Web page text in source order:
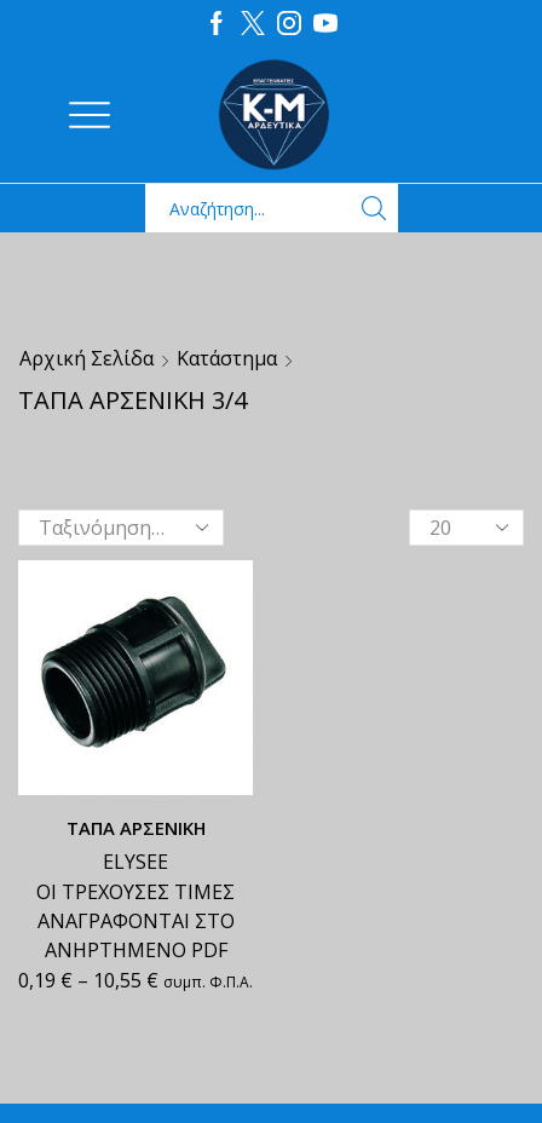
Αρχική Σελίδα Κατάστημα
ΤΑΠΑ ΑΡΣΕΝΙΚΗ 3/4
ΤΑΠΑ ΑΡΣΕΝΙΚΗ
ELYSEE
ΟΙ ΤΡΕΧΟΥΣΕΣ ΤΙΜΕΣ
ΑΝΑΓΡΑΦΟΝΤΑΙ ΣΤΟ
ΑΝΗΡΤΗΜΕΝΟ PDF
0,19 € – 10,55 € συμπ. Φ.Π.Α.